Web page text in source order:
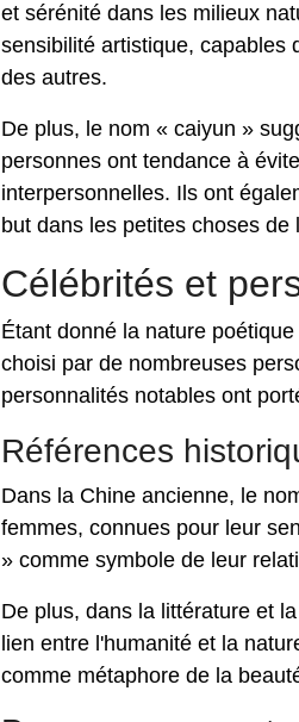
et sérénité dans les milieux
sensibilité artistique, capables
des autres.
De plus, le nom « caiyun »
personnes ont tendance à
interpersonnelles. Ils ont
but dans les petites choses de
Célébrités et
Étant donné la nature
choisi par de nombreuses
personnalités notables ont
Références
Dans la Chine ancienne, le
femmes, connues pour leur
» comme symbole de leur
De plus, dans la littérature et
lien entre l'humanité et la
comme métaphore de la